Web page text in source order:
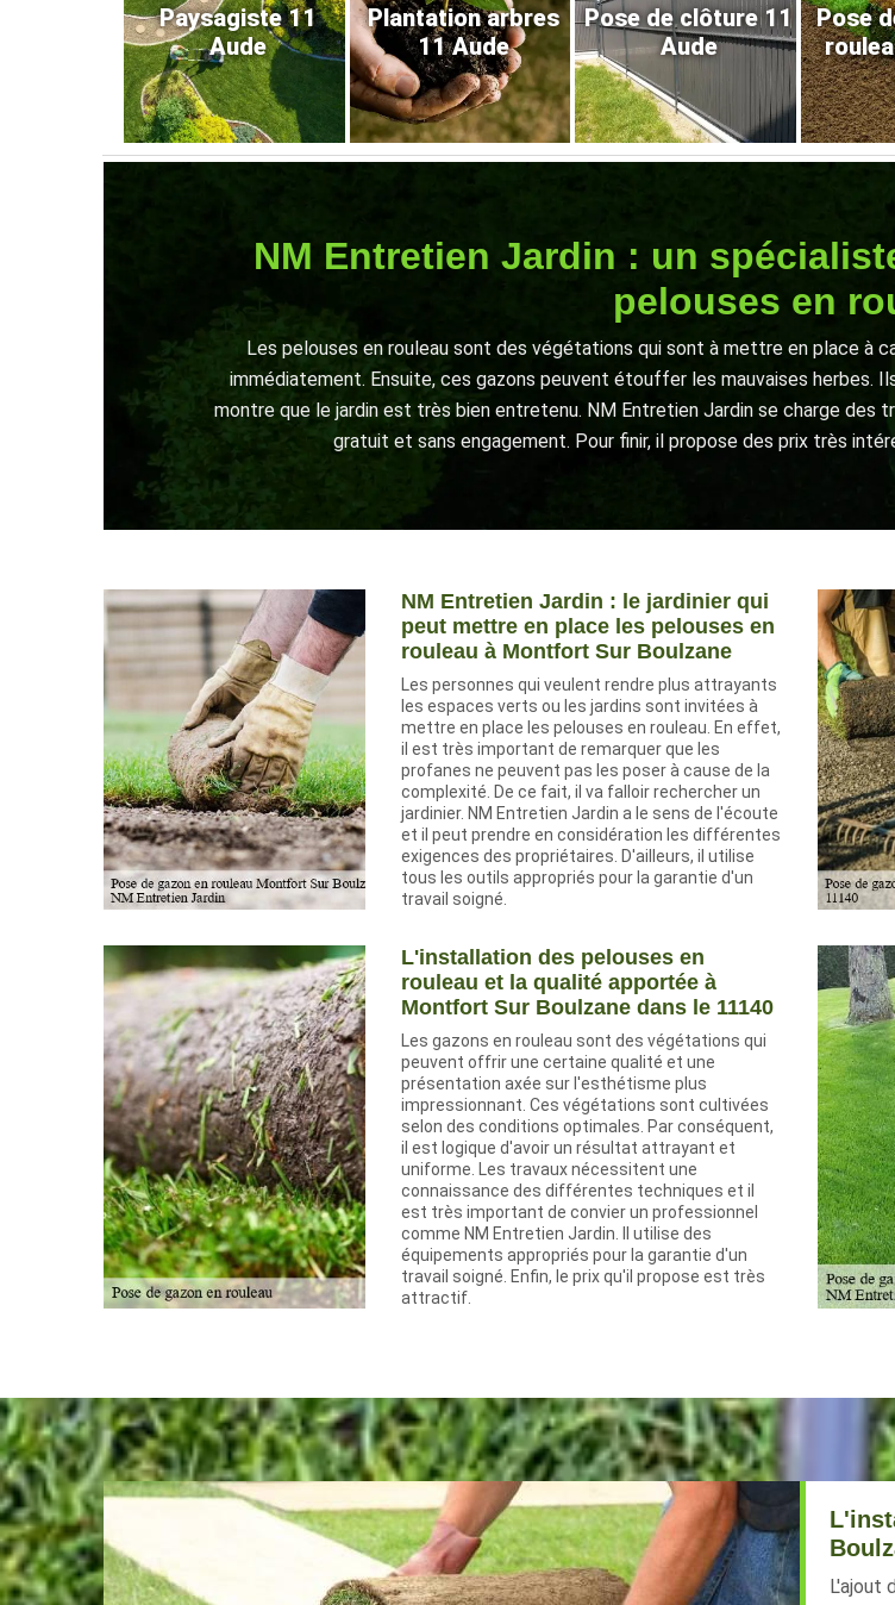
Paysagiste 11
Aude
Plantation arbres
11 Aude
Pose de clôture 11
Aude
Pose
NM Entretien Jardin : un
pelouses en
Les pelouses en rouleau sont des végétations qui sont à mettre en place à
immédiatement. Ensuite, ces gazons peuvent étouffer les mauvaises
montre que le jardin est très bien entretenu. NM Entretien Jardin se charge
gratuit et sans engagement. Pour finir, il propose des prix très
NM Entretien Jardin : le jardinier qui
peut mettre en place les pelouses en
rouleau à Montfort Sur Boulzane
Les personnes qui veulent rendre plus attrayants
les espaces verts ou les jardins sont invitées à
mettre en place les pelouses en rouleau. En effet,
il est très important de remarquer que les
profanes ne peuvent pas les poser à cause de la
complexité. De ce fait, il va falloir rechercher un
jardinier. NM Entretien Jardin a le sens de l'écoute
et il peut prendre en considération les différentes
exigences des propriétaires. D'ailleurs, il utilise
tous les outils appropriés pour la garantie d'un
travail soigné.
L'installation des pelouses en
rouleau et la qualité apportée à
Montfort Sur Boulzane dans le 11140
Les gazons en rouleau sont des végétations qui
peuvent offrir une certaine qualité et une
présentation axée sur l'esthétisme plus
impressionnant. Ces végétations sont cultivées
selon des conditions optimales. Par conséquent,
il est logique d'avoir un résultat attrayant et
uniforme. Les travaux nécessitent une
connaissance des différentes techniques et il
est très important de convier un professionnel
comme NM Entretien Jardin. Il utilise des
équipements appropriés pour la garantie d'un
travail soigné. Enfin, le prix qu'il propose est très
attractif.
L'ajout